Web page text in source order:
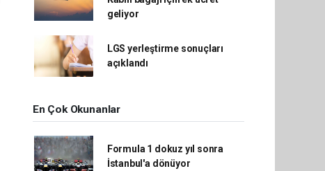
geliyor
LGS yerleştirme sonuçları
açıklandı
En Çok Okunanlar
Formula 1 dokuz yıl sonra
İstanbul'a dönüyor